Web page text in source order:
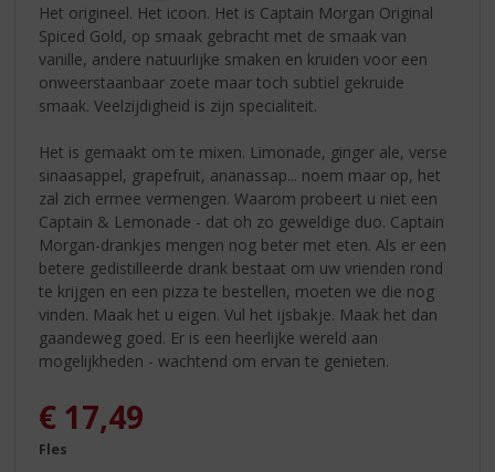
Het origineel. Het icoon. Het is Captain Morgan Original
Spiced Gold, op smaak gebracht met de smaak van
vanille, andere natuurlijke smaken en kruiden voor een
onweerstaanbaar zoete maar toch subtiel gekruide
smaak. Veelzijdigheid is zijn specialiteit.
Het is gemaakt om te mixen. Limonade, ginger ale, verse
sinaasappel, grapefruit, ananassap... noem maar op, het
zal zich ermee vermengen. Waarom probeert u niet een
Captain & Lemonade - dat oh zo geweldige duo. Captain
Morgan-drankjes mengen nog beter met eten. Als er een
betere gedistilleerde drank bestaat om uw vrienden rond
te krijgen en een pizza te bestellen, moeten we die nog
vinden. Maak het u eigen. Vul het ijsbakje. Maak het dan
gaandeweg goed. Er is een heerlijke wereld aan
mogelijkheden - wachtend om ervan te genieten.
€ 17,49
Fles